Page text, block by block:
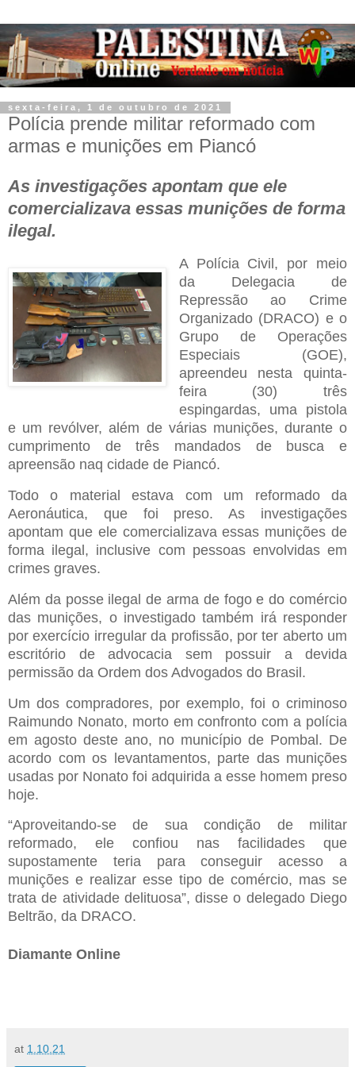
sexta-feira, 1 de outubro de 2021
Polícia prende militar reformado com
armas e munições em Piancó
As investigações apontam que ele
comercializava essas munições de forma
ilegal.
A Polícia Civil, por meio
da Delegacia de
Repressão ao Crime
Organizado (DRACO) e o
Grupo de Operações
Especiais (GOE),
apreendeu nesta quinta-
feira (30) três
espingardas, uma pistola
e um revólver, além de várias munições, durante o
cumprimento de três mandados de busca e
apreensão naq cidade de Piancó.
Todo o material estava com um reformado da
Aeronáutica, que foi preso. As investigações
apontam que ele comercializava essas munições de
forma ilegal, inclusive com pessoas envolvidas em
crimes graves.
Além da posse ilegal de arma de fogo e do comércio
das munições, o investigado também irá responder
por exercício irregular da profissão, por ter aberto um
escritório de advocacia sem possuir a devida
permissão da Ordem dos Advogados do Brasil.
Um dos compradores, por exemplo, foi o criminoso
Raimundo Nonato, morto em confronto com a polícia
em agosto deste ano, no município de Pombal. De
acordo com os levantamentos, parte das munições
usadas por Nonato foi adquirida a esse homem preso
hoje.
“Aproveitando-se de sua condição de militar
reformado, ele confiou nas facilidades que
supostamente teria para conseguir acesso a
munições e realizar esse tipo de comércio, mas se
trata de atividade delituosa”, disse o delegado Diego
Beltrão, da DRACO.
Diamante Online
at 1.10.21